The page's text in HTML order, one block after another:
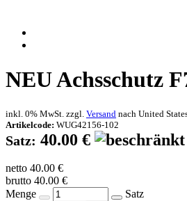
NEUAchsschutz
inkl. 0% MwSt. zzgl. Versand nach United
Artikelcode: WUG42156-102
Satz: 40.00 €
netto 40.00 €
brutto 40.00 €
Menge
Satz